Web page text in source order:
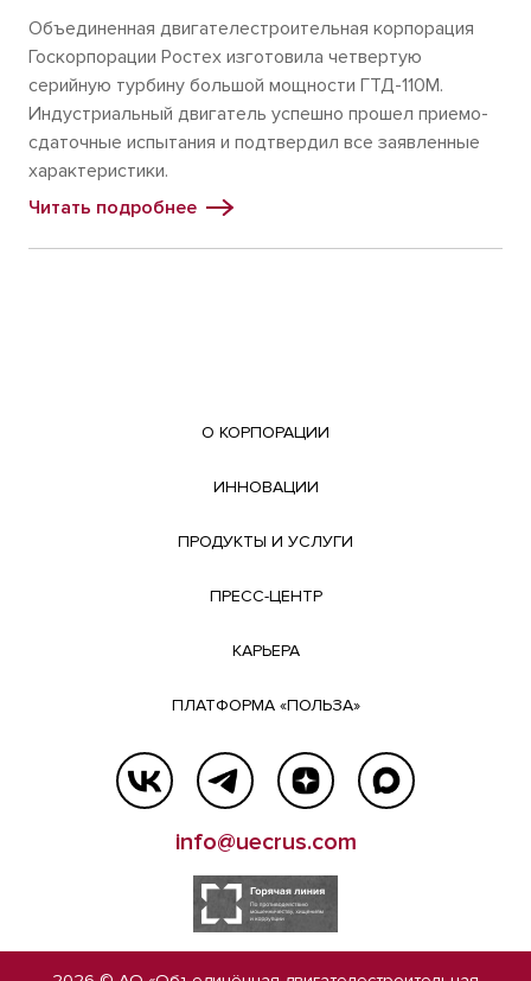
Объединенная двигателестроительная корпорация
Госкорпорации Ростех изготовила четвертую
серийную турбину большой мощности ГТД-110М.
Индустриальный двигатель успешно прошел приемо-
сдаточные испытания и подтвердил все заявленные
характеристики.
Читать подробнее
О КОРПОРАЦИИ
ИННОВАЦИИ
ПРОДУКТЫ И УСЛУГИ
ПРЕСС-ЦЕНТР
КАРЬЕРА
ПЛАТФОРМА «ПОЛЬЗА»
info@uecrus.com